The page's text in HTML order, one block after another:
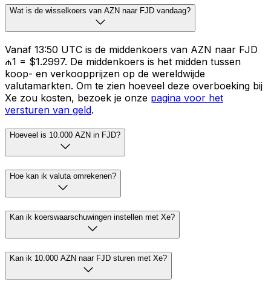
Wat is de wisselkoers van AZN naar FJD vandaag?
Vanaf 13:50 UTC is de middenkoers van AZN naar FJD
₼1 = $1.2997. De middenkoers is het midden tussen
koop- en verkoopprijzen op de wereldwijde
valutamarkten. Om te zien hoeveel deze overboeking bij
Xe zou kosten, bezoek je onze pagina voor het
versturen van geld.
Hoeveel is 10.000 AZN in FJD?
Hoe kan ik valuta omrekenen?
Kan ik koerswaarschuwingen instellen met Xe?
Kan ik 10.000 AZN naar FJD sturen met Xe?